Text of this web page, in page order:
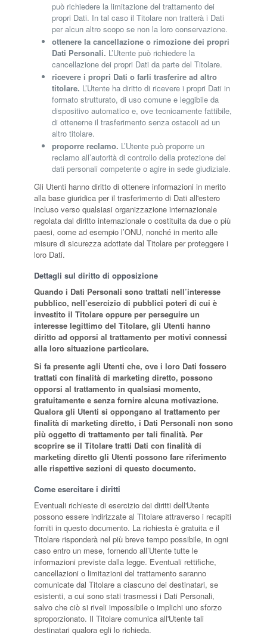
può richiedere la limitazione del trattamento dei
propri Dati. In tal caso il Titolare non tratterà i Dati
per alcun altro scopo se non la loro conservazione.
ottenere la cancellazione o rimozione dei propri
Dati Personali. L’Utente può richiedere la
cancellazione dei propri Dati da parte del Titolare.
ricevere i propri Dati o farli trasferire ad altro
titolare. L’Utente ha diritto di ricevere i propri Dati in
formato strutturato, di uso comune e leggibile da
dispositivo automatico e, ove tecnicamente fattibile,
di ottenerne il trasferimento senza ostacoli ad un
altro titolare.
proporre reclamo. L’Utente può proporre un
reclamo all’autorità di controllo della protezione dei
dati personali competente o agire in sede giudiziale.
Gli Utenti hanno diritto di ottenere informazioni in merito
alla base giuridica per il trasferimento di Dati all'estero
incluso verso qualsiasi organizzazione internazionale
regolata dal diritto internazionale o costituita da due o più
paesi, come ad esempio l’ONU, nonché in merito alle
misure di sicurezza adottate dal Titolare per proteggere i
loro Dati.
Dettagli sul diritto di opposizione
Quando i Dati Personali sono trattati nell’interesse
pubblico, nell’esercizio di pubblici poteri di cui è
investito il Titolare oppure per perseguire un
interesse legittimo del Titolare, gli Utenti hanno
diritto ad opporsi al trattamento per motivi connessi
alla loro situazione particolare.
Si fa presente agli Utenti che, ove i loro Dati fossero
trattati con finalità di marketing diretto, possono
opporsi al trattamento in qualsiasi momento,
gratuitamente e senza fornire alcuna motivazione.
Qualora gli Utenti si oppongano al trattamento per
finalità di marketing diretto, i Dati Personali non sono
più oggetto di trattamento per tali finalità. Per
scoprire se il Titolare tratti Dati con finalità di
marketing diretto gli Utenti possono fare riferimento
alle rispettive sezioni di questo documento.
Come esercitare i diritti
Eventuali richieste di esercizio dei diritti dell'Utente
possono essere indirizzate al Titolare attraverso i recapiti
forniti in questo documento. La richiesta è gratuita e il
Titolare risponderà nel più breve tempo possibile, in ogni
caso entro un mese, fornendo all’Utente tutte le
informazioni previste dalla legge. Eventuali rettifiche,
cancellazioni o limitazioni del trattamento saranno
comunicate dal Titolare a ciascuno dei destinatari, se
esistenti, a cui sono stati trasmessi i Dati Personali,
salvo che ciò si riveli impossibile o implichi uno sforzo
sproporzionato. Il Titolare comunica all'Utente tali
destinatari qualora egli lo richieda.